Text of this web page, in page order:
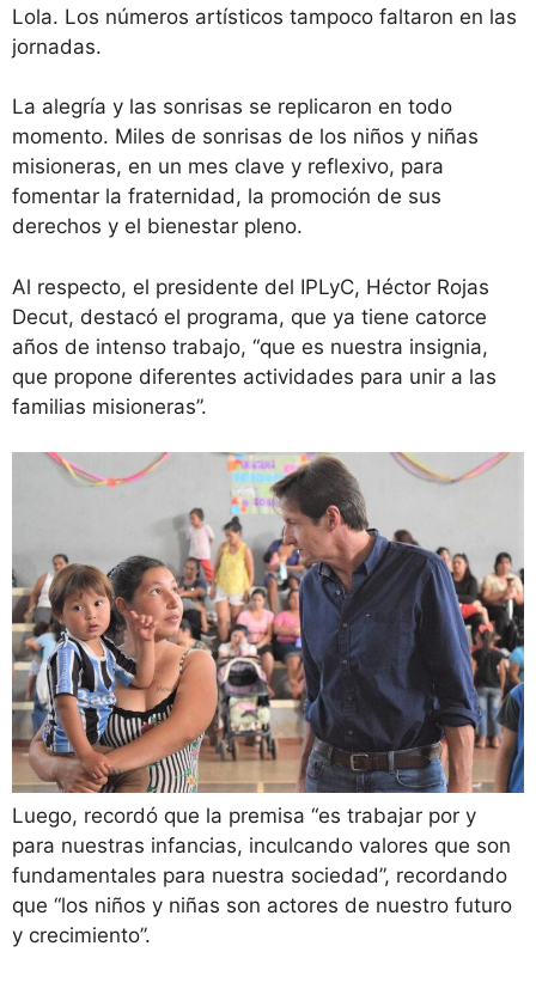
Lola. Los números artísticos tampoco faltaron en las
jornadas.
La alegría y las sonrisas se replicaron en todo
momento. Miles de sonrisas de los niños y niñas
misioneras, en un mes clave y reflexivo, para
fomentar la fraternidad, la promoción de sus
derechos y el bienestar pleno.
Al respecto, el presidente del IPLyC, Héctor Rojas
Decut, destacó el programa, que ya tiene catorce
años de intenso trabajo, “que es nuestra insignia,
que propone diferentes actividades para unir a las
familias misioneras”.
Luego, recordó que la premisa “es trabajar por y
para nuestras infancias, inculcando valores que son
fundamentales para nuestra sociedad”, recordando
que “los niños y niñas son actores de nuestro futuro
y crecimiento”.